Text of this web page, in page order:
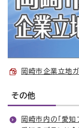
岡崎市企業立地
その他
岡崎市内の「愛知